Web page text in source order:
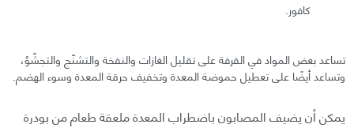
كافور.
تساعد بعض المواد في القرفة على تقليل الغازات والنفخة والتشنّج والتجشّؤ،
وتساعد أيضًا على تعطيل حموضة المعدة وتخفيف حرقة المعدة وسوء الهضم.
يمكن أن يضيف المصابون باضطراب المعدة ملعقة طعام من بودرة